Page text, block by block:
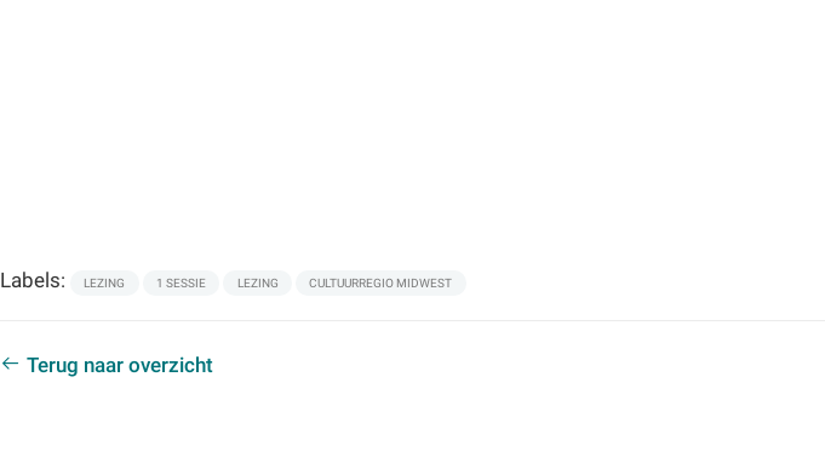
Labels: LEZING 1 SESSIE LEZING CULTUURREGIO MIDWEST
Terug naar overzicht